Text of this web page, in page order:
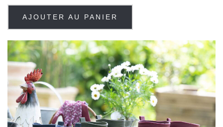
AJOUTER AU PANIER